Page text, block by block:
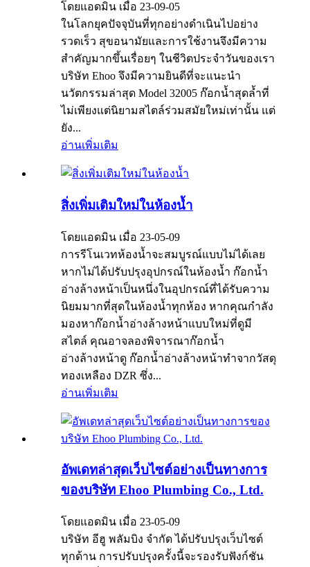
โดยแอดมิน เมื่อ 23-09-05
ในโลกยุคปัจจุบันที่ทุกอย่างดำเนินไปอย่าง
รวดเร็ว สุขอนามัยและการใช้งานจึงมีความ
สำคัญมากขึ้นเรื่อยๆ ในชีวิตประจำวันของเรา
บริษัท Ehoo จึงมีความยินดีที่จะแนะนำ
นวัตกรรมล่าสุด Model 32005 ก๊อกน้ำสุดล้ำที่
ไม่เพียงแต่นิยามสไตล์ร่วมสมัยใหม่เท่านั้น แต่
ยัง...
อ่านเพิ่มเติม
สิ่งเพิ่มเติมใหม่ในห้องน้ำ
โดยแอดมิน เมื่อ 23-05-09
การรีโนเวทห้องน้ำจะสมบูรณ์แบบไม่ได้เลย
หากไม่ได้ปรับปรุงอุปกรณ์ในห้องน้ำ ก๊อกน้ำ
อ่างล้างหน้าเป็นหนึ่งในอุปกรณ์ที่ได้รับความ
นิยมมากที่สุดในห้องน้ำทุกห้อง หากคุณกำลัง
มองหาก๊อกน้ำอ่างล้างหน้าแบบใหม่ที่ดูมี
สไตล์ คุณอาจลองพิจารณาก๊อกน้ำ
อ่างล้างหน้าดู ก๊อกน้ำอ่างล้างหน้าทำจากวัสดุ
ทองเหลือง DZR ซึ่ง...
อ่านเพิ่มเติม
อัพเดทล่าสุดเว็บไซต์อย่างเป็นทางการ
ของบริษัท Ehoo Plumbing Co., Ltd.
โดยแอดมิน เมื่อ 23-05-09
บริษัท อีฮู พลัมบิง จำกัด ได้ปรับปรุงเว็บไซต์
ทุกด้าน การปรับปรุงครั้งนี้จะรองรับฟังก์ชัน